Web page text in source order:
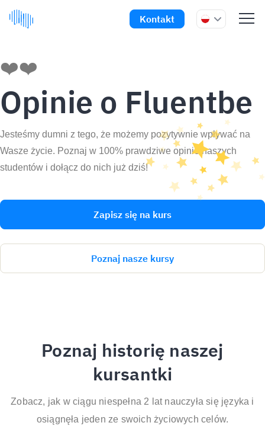
Kontakt
❤️❤️
Opinie o Fluentbe
Jesteśmy dumni z tego, że możemy pozytywnie wpływać na
Wasze życie. Poznaj w 100% prawdziwe opinie naszych
studentów i dołącz do nich już dziś!
Zapisz się na kurs
Poznaj nasze kursy
Poznaj historię naszej
kursantki
Zobacz, jak w ciągu niespełna 2 lat nauczyła się języka i
osiągnęła jeden ze swoich życiowych celów.